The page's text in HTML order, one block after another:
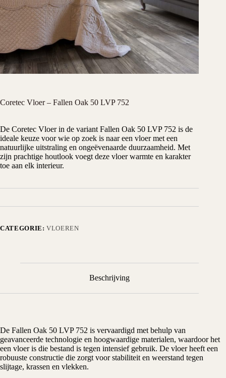
Coretec Vloer – Fallen Oak 50 LVP 752
De Coretec Vloer in de variant Fallen Oak 50 LVP 752 is de
ideale keuze voor wie op zoek is naar een vloer met een
natuurlijke uitstraling en ongeëvenaarde duurzaamheid. Met
zijn prachtige houtlook voegt deze vloer warmte en karakter
toe aan elk interieur.
CATEGORIE:VLOEREN
Beschrijving
De Fallen Oak 50 LVP 752 is vervaardigd met behulp van
geavanceerde technologie en hoogwaardige materialen, waardoor het
een vloer is die bestand is tegen intensief gebruik. De vloer heeft een
robuuste constructie die zorgt voor stabiliteit en weerstand tegen
slijtage, krassen en vlekken.